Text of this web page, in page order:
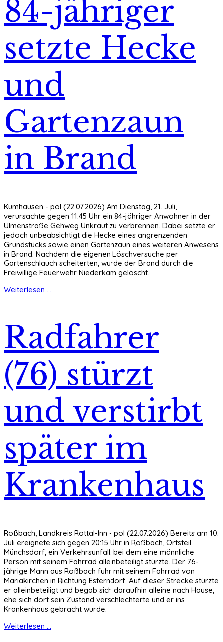
84-jähriger
setzte Hecke
und
Gartenzaun
in Brand
Kumhausen - pol (22.07.2026) Am Dienstag, 21. Juli,
verursachte gegen 11:45 Uhr ein 84-jähriger Anwohner in der
Ulmenstraße Gehweg Unkraut zu verbrennen. Dabei setzte er
jedoch unbeabsichtigt die Hecke eines angrenzenden
Grundstücks sowie einen Gartenzaun eines weiteren Anwesens
in Brand. Nachdem die eigenen Löschversuche per
Gartenschlauch scheiterten, wurde der Brand durch die
Freiwillige Feuerwehr Niederkam gelöscht.
Weiterlesen ...
Radfahrer
(76) stürzt
und verstirbt
später im
Krankenhaus
Roßbach, Landkreis Rottal-Inn - pol (22.07.2026) Bereits am 10.
Juli ereignete sich gegen 20:15 Uhr in Roßbach, Ortsteil
Münchsdorf, ein Verkehrsunfall, bei dem eine männliche
Person mit seinem Fahrrad alleinbeteiligt stürzte. Der 76-
jährige Mann aus Roßbach fuhr mit seinem Fahrrad von
Mariakirchen in Richtung Esterndorf. Auf dieser Strecke stürzte
er alleinbeteiligt und begab sich daraufhin alleine nach Hause,
ehe sich dort sein Zustand verschlechterte und er ins
Krankenhaus gebracht wurde.
Weiterlesen ...